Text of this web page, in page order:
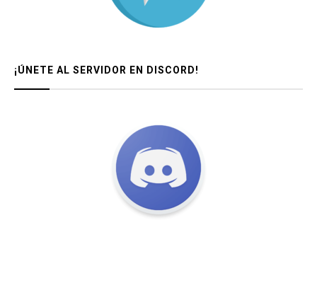
¡ÚNETE AL SERVIDOR EN DISCORD!